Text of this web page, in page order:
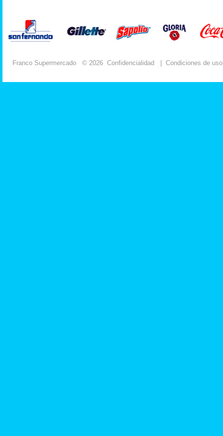
Franco Supermercado © 2026 Confidencialidad Condiciones de uso